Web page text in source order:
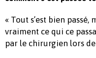
« Tout s’est bien passé,
vraiment ce qui ce
par le chirurgien lors